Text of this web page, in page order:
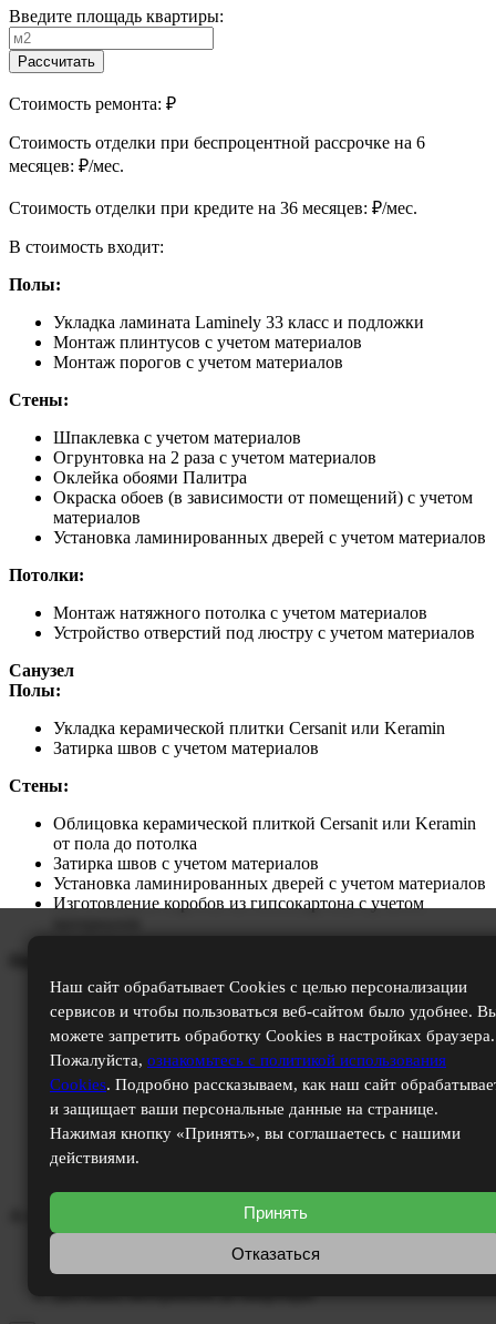
Введите площадь квартиры:
Рассчитать
Стоимость ремонта: ₽
Cтоимость отделки при беспроцентной рассрочке на 6
месяцев: ₽/мес.
Cтоимость отделки при кредите на 36 месяцев: ₽/мес.
В стоимость входит:
Полы:
Укладка ламината Laminely 33 класс и подложки
Монтаж плинтусов с учетом материалов
Монтаж порогов с учетом материалов
Стены:
Шпаклевка с учетом материалов
Огрунтовка на 2 раза с учетом материалов
Оклейка обоями Палитра
Окраска обоев (в зависимости от помещений) с учетом
материалов
Установка ламинированных дверей с учетом материалов
Потолки:
Монтаж натяжного потолка с учетом материалов
Устройство отверстий под люстру с учетом материалов
Санузел
Полы:
Укладка керамической плитки Cersanit или Keramin
Затирка швов с учетом материалов
Стены:
Облицовка керамической плиткой Cersanit или Keramin
от пола до потолка
Затирка швов с учетом материалов
Установка ламинированных дверей с учетом материалов
Изготовление коробов из гипсокартона с учетом
Монтаж натяжного потолка с учетом материалов
Установка унитаза (унитаз оплачивается дополнительно
в интернет магазине нашего партнера)
Установка раковины (раковина оплачивается
дополнительно в интернет магазине нашего партнера)
Установка смесителей (смесители оплачиваются
дополнительно в интернет магазине нашего партнера)
Установка ванны или душевой кабины (ванна или душ
кабина оплачиваются дополнительно в интернет
Уборка помещений
Наш сайт обрабатывает Cookies с целью персонализации
сервисов и чтобы пользоваться веб-сайтом было удобнее.
можете запретить обработку Cookies в настройках браузера.
Пожалуйста, ознакомьтесь с политикой использования
Cookies. Подробно рассказываем, как наш сайт
и защищает ваши персональные данные на странице.
Нажимая кнопку «Принять», вы соглашаетесь с нашими
действиями.
Принять
Отказаться